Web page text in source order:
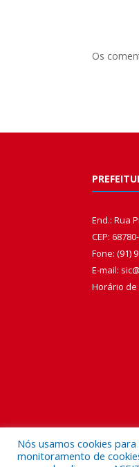
Os
End.: Rua
CEP:
Fone: (91)
E-mail:
Horário de
Nós usamos cookies
monitoramento de